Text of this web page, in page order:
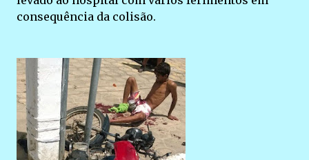
consequência da colisão.